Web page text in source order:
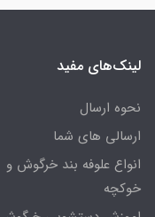
لینک‌های مفید
نحوه ارسال
ارسالی های شما
انواع علوفه بند خرگوش و
خوکچه